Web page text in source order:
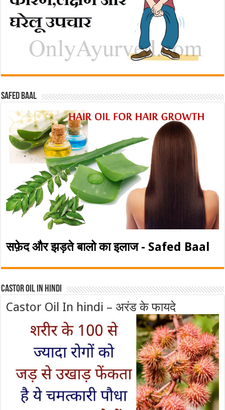
Safed baal
सफ़ेद और झड़ते बालो का इलाज - Safed Baal
Castor Oil In Hindi
Castor Oil In hindi – अरंड के फायदे